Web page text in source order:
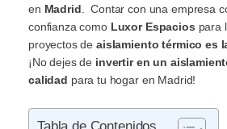
en Madrid . Contar con una empresa
confianza como Luxor Espacios para
proyectos deaislamiento térmico es
¡No dejes de invertir en un
calidad para tu hogar en Madrid!